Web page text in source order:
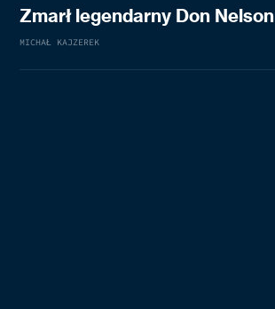
Zmarł legendarny Don Nelson
MICHAŁ KAJZEREK